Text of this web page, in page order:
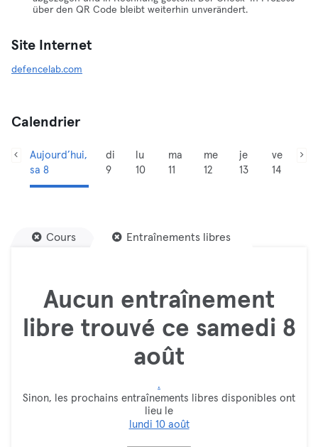
über den QR Code bleibt weiterhin unverändert.
Site Internet
defencelab.com
Calendrier
Aujourd’hui,
sa 8
di
9
lu
10
ma
11
me
12
je
13
ve
14
Cours Entraînements libres
Aucun entraînement
libre trouvé ce samedi 8
août
.
Sinon, les prochains entraînements libres disponibles ont
lieu le
lundi 10 août